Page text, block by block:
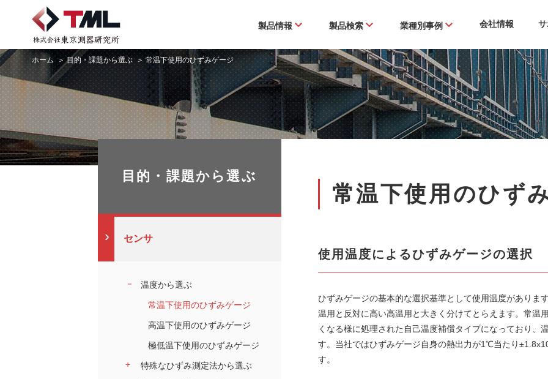
製品情報 製品検索 業種別事例 会社情報
ホーム 目的・課題から選ぶ 常温下使用のひずみゲージ
常温下使用のひず
使用温度によるひずみゲージの選択
ひずみゲージの基本的な選択基準として使用温度がありま
温用と反対に高い高温用と大きく分けてとらえます。常温
くなる様に処理された自己温度補償タイプになっており、
す。当社ではひずみゲージ自身の熱出力が1℃当たり
す。
目的・課題から選ぶ
センサ
温度から選ぶ
常温下使用のひずみゲージ
高温下使用のひずみゲージ
極低温下使用のひずみゲージ
特殊なひずみ測定法から選ぶ